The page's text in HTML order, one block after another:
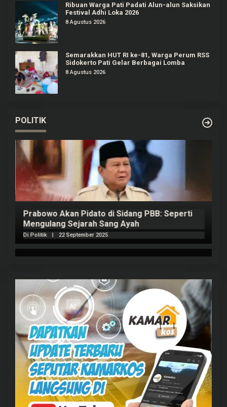
Ribuan Warga Pati Padati Alun-alun Saksikan
Festival Adhi Loka 2026
8 Agustus 2026
Semarakkan HUT RI ke-81, Warga Perum RSS
Sidokerto Pati Gelar Berbagai Lomba
8 Agustus 2026
POLITIK
Prabowo Akan Pidato di Sidang PBB: Seperti
Mengulang Sejarah Sang Ayah
Di Politik 22 September 2025